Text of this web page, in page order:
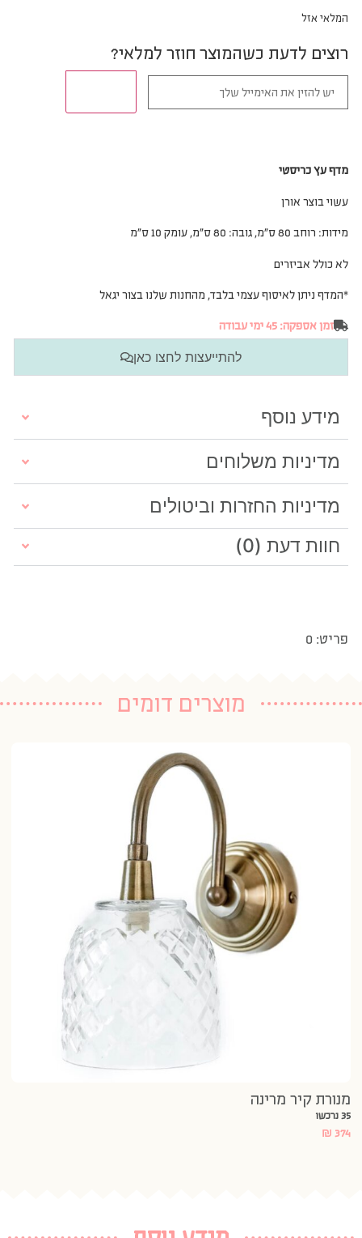
המלאי אזל
רוצים לדעת כשהמוצר חוזר למלאי?
מדף עץ כריסטי
עשוי בוצר אורן
מידות: רוחב 80 ס”מ, גובה: 80 ס”מ, עומק 10 ס”מ
לא כולל אביזרים
*המדף ניתן לאיסוף עצמי בלבד, מהחנות שלנו בצור יגאל
זמן אספקה: 45 ימי עבודה
להתייעצות לחצו כאן
מידע נוסף
מדיניות משלוחים
מדיניות החזרות וביטולים
חוות דעת (0)
פריט: 0
מוצרים דומים
מנורת קיר מרינה
35 נרכשו
₪ 374